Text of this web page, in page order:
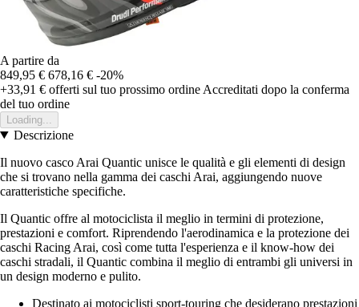
A partire da
849,95 € 678,16 € -20%
+33,91 € offerti sul tuo prossimo ordine Accreditati dopo la conferma
del tuo ordine
Loading...
Descrizione
Il nuovo casco Arai Quantic unisce le qualità e gli elementi di design
che si trovano nella gamma dei caschi Arai, aggiungendo nuove
caratteristiche specifiche.
Il Quantic offre al motociclista il meglio in termini di protezione,
prestazioni e comfort. Riprendendo l'aerodinamica e la protezione dei
caschi Racing Arai, così come tutta l'esperienza e il know-how dei
caschi stradali, il Quantic combina il meglio di entrambi gli universi in
un design moderno e pulito.
Destinato ai motociclisti sport-touring che desiderano prestazioni